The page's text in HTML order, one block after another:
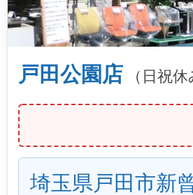
戸田公園店 （日祝休
埼玉県戸田市新